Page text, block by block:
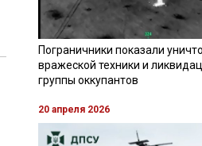
Пограничники показали
вражеской техники и
группы оккупантов
20 апреля 2026